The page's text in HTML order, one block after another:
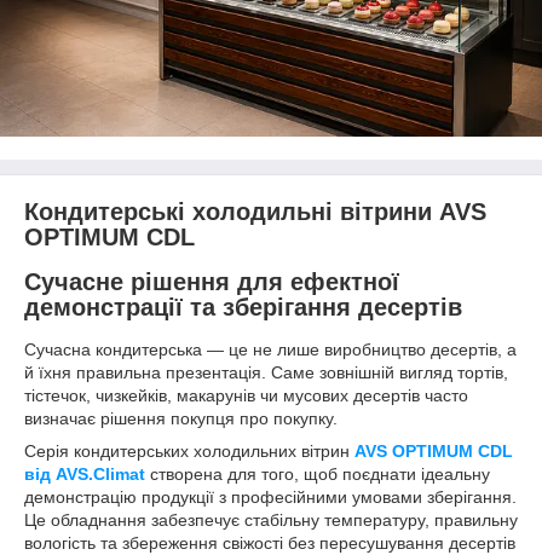
Кондитерські холодильні вітрини AVS
OPTIMUM CDL
Сучасне рішення для ефектної
демонстрації та зберігання десертів
Сучасна кондитерська — це не лише виробництво десертів, а
й їхня правильна презентація. Саме зовнішній вигляд тортів,
тістечок, чизкейків, макарунів чи мусових десертів часто
визначає рішення покупця про покупку.
Серія кондитерських холодильних вітрин AVS OPTIMUM CDL
від AVS.Climat створена для того, щоб поєднати ідеальну
демонстрацію продукції з професійними умовами зберігання.
Це обладнання забезпечує стабільну температуру, правильну
вологість та збереження свіжості без пересушування десертів